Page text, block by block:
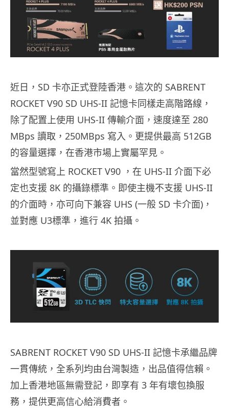
近日，SD 卡亦正式登陸香港。這次的 SABRENT
ROCKET V90 SD UHS-II 記憶卡同樣走高階路線，
除了配置上使用 UHS-II 傳輸介面，速度達至 280
MBps 讀取，250MBps 寫入。更提供最高 512GB
的容量選擇，在香港市場上實屬罕見。
當然型號寫上 ROCKET V90 ，在 UHS-II 介面下必
定也支援 8K 的攝錄標準。即使主機不支援 UHS-II
的介面時，亦可向下兼容 UHS (一般 SD 卡介面)，
並對應 U3標準，進行 4K 拍攝。
SABRENT ROCKET V90 SD UHS-II 記憶卡承繼品牌
一貫傳統，全系列均由台灣製造，出品值得信賴。
加上香港地區無需登記，即享有 3 年有壞包換服
務，提供更高信心給消費者。